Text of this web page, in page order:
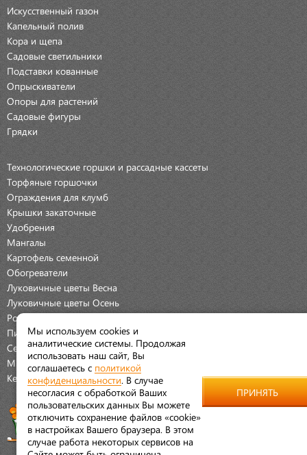
Искусственный газон
Капельный полив
Кора и щепа
Садовые светильники
Подставки кованные
Опрыскиватели
Опоры для растений
Садовые фигуры
Грядки
Технологические горшки и рассадные кассеты
Торфяные горшочки
Ограждения для клумб
Крышки закаточные
Удобрения
Мангалы
Картофель семенной
Обогреватели
Луковичные цветы Весна
Луковичные цветы Осень
Розы
Пионы
Семена Овощей
Мраморная крошка
Керамические наборы
Мы используем cookies и
аналитические системы. Продолжая
использовать наш сайт, Вы
соглашаетесь с политикой
конфиденциальности . В случае
несогласия с обработкой Ваших
пользовательских данных Вы можете
отключить сохранение файлов «cookie»
в настройках Вашего браузера. В этом
случае работа некоторых сервисов на
Сайте может быть ограничена.
ПРИНЯТЬ